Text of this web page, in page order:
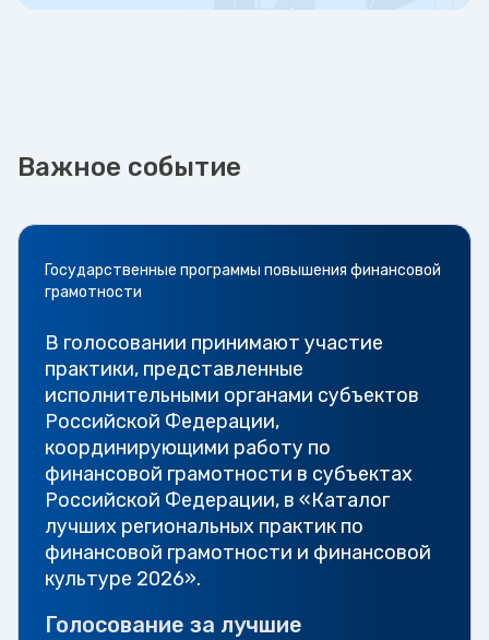
Важное событие
Государственные программы повышения финансовой
грамотности
В голосовании принимают участие
практики, представленные
исполнительными органами субъектов
Российской Федерации,
координирующими работу по
финансовой грамотности в субъектах
Российской Федерации, в «Каталог
лучших региональных практик по
финансовой грамотности и финансовой
культуре 2026».
Голосование за лучшие